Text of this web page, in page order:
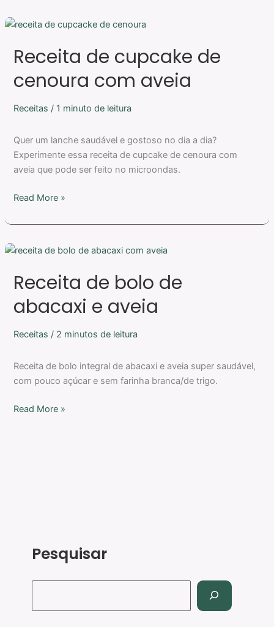
Receita de cupcake de
cenoura com aveia
Receitas / 1 minuto de leitura
Quer um lanche saudável e gostoso no dia a dia?
Experimente essa receita de cupcake de cenoura com
aveia que pode ser feito no microondas.
Receita
cupcake
cenoura
aveia
Read More »
Receita de bolo de
abacaxi e aveia
Receitas / 2 minutos de leitura
Receita de bolo integral de abacaxi e aveia super saudável,
com pouco açúcar e sem farinha branca/de trigo.
Receita
bolo
abacaxi
aveia
Read More »
Pesquisar